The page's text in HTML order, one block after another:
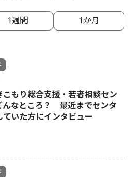
1週間 1か月
こもり総合支援・若者相談セン
んなところ？ 最近までセンタ
ていた方にインタビュー